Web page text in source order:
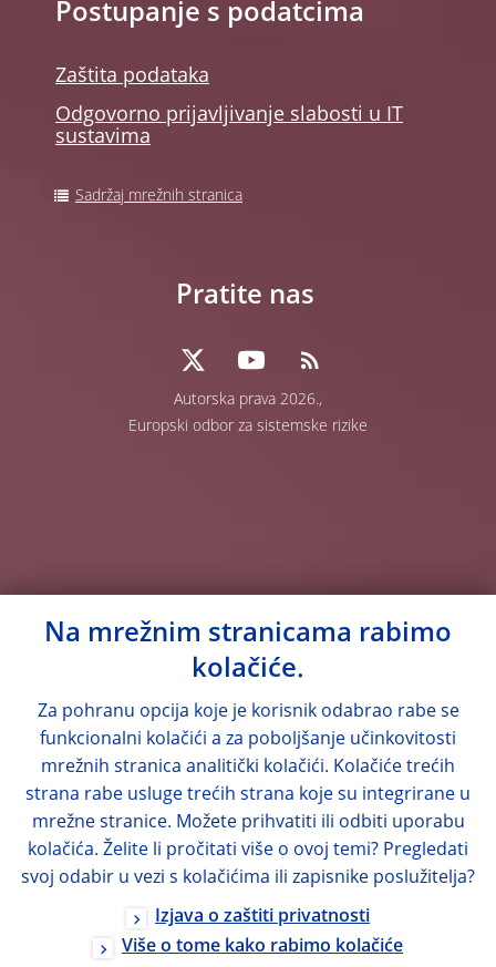
Postupanje s podatcima
Zaštita podataka
Odgovorno prijavljivanje slabosti u IT
sustavima
Sadržaj mrežnih stranica
Autorska prava 2026.,
Europski odbor za sistemske rizike
Pratite nas
Na mrežnim stranicama rabimo
kolačiće.
Za pohranu opcija koje je korisnik odabrao rabe se
funkcionalni kolačići a za poboljšanje učinkovitosti
mrežnih stranica analitički kolačići. Kolačiće trećih
strana rabe usluge trećih strana koje su integrirane u
mrežne stranice. Možete prihvatiti ili odbiti uporabu
kolačića. Želite li pročitati više o ovoj temi? Pregledati
svoj odabir u vezi s kolačićima ili zapisnike poslužitelja?
Izjava o zaštiti privatnosti
Više o tome kako rabimo kolačiće